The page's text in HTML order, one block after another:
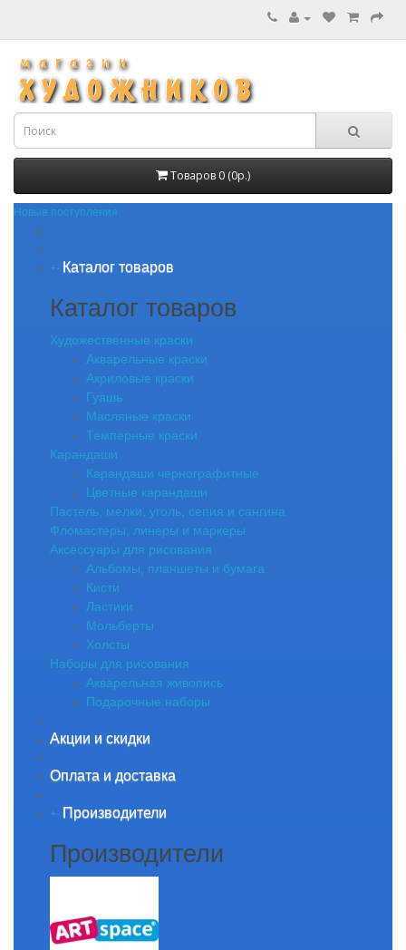
Товаров 0 (0р.)
Новые поступления
+- Каталог товаров
Каталог товаров
Художественные краски
Акварельные краски
Акриловые краски
Гуашь
Масляные краски
Темперные краски
Карандаши
Карандаши чернографитные
Цветные карандаши
Пастель, мелки, уголь, сепия и сангина
Фломастеры, линеры и маркеры
Аксессуары для рисования
Альбомы, планшеты и бумага
Кисти
Ластики
Мольберты
Холсты
Наборы для рисования
Акварельная живопись
Подарочные наборы
Акции и скидки
Оплата и доставка
+- Производители
Производители